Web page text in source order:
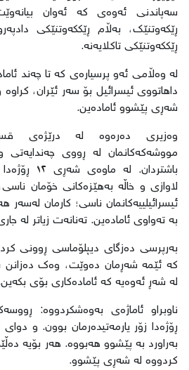
سەپاندنی ئەوەی کە ئەوان
ڕێکەوتنێک، بەڵام ڕێککەوتنێکی
ڕێککەوتنێکی تاکلایەنە.
لە وەڵامی ئەو پرسیارەی کە تا چەند
داهاتووی ئیسرائیل بۆ سەر ئێران،
شەڕی پێشوو ئامادەین.
وەزیری دەرەوە لە درێژەی
مووشەکەکانمان لە ڕووی چەندایەتی
باشتردان.
لاوازی و خاڵە بەهێزەکانی خۆمان
ئیسرائیلییەکانمان ناسی؛ کارمان
بە تەواوی ئامادەین. تەنانەت زیاتر لە
بەرپرسی دەزگای دیپلۆماسی ڕوونی
کە ئێمە شەڕمان دەوێت، وەک دەزانن
لە شەڕ ئەوەیە کە ئامادەکاری بۆی
ڕۆژەدا زۆر یارمەتیدەرمان بوون. و
بەراورد بە پێشوو هەبووە. هەر بۆیە
کردووە لە شەڕی پێشوو.